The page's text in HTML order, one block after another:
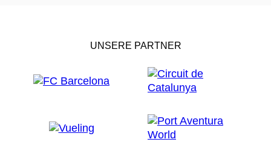
UNSERE PARTNER